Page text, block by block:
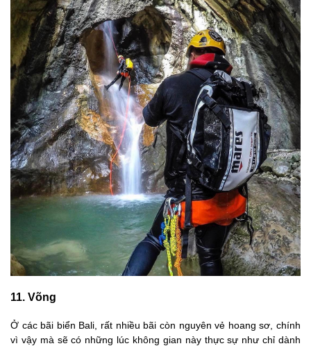
11. Võng
Ở các bãi biển Bali, rất nhiều bãi còn nguyên vẻ hoang sơ, chính
vì vậy mà sẽ có những lúc không gian này thực sự như chỉ dành